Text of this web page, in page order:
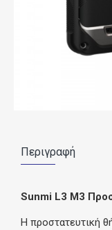
Περιγραφή
Sunmi L3 M3
Η προστατευτική